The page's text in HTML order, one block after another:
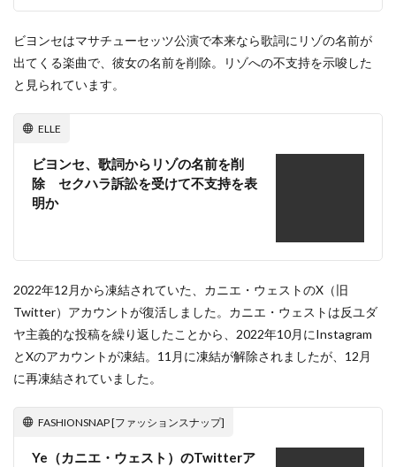
ビヨンセはマサチューセッツ公演で本来なら歌詞にリゾの名前が
出てくる楽曲で、彼女の名前を削除。リゾへの不支持を示唆した
と見られています。
ELLE
ビヨンセ、歌詞からリゾの名前を削
除 セクハラ訴訟を受けて不支持を表
明か
2022年12月から凍結されていた、カニエ・ウェストのX（旧
Twitter）アカウントが復活しました。カニエ・ウェストは反ユダ
ヤ主義的な投稿を繰り返したことから、2022年10月にInstagram
とXのアカウントが凍結。11月に凍結が解除されましたが、12月
に再凍結されていました。
FASHIONSNAP [ファッションスナップ]
Ye（カニエ・ウェスト）のTwitterア